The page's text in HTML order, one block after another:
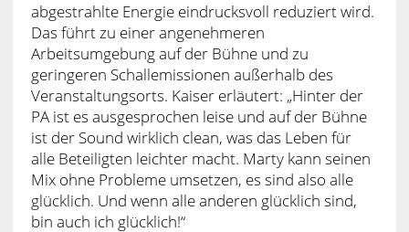
abgestrahlte Energie eindrucksvoll reduziert wird.
Das führt zu einer angenehmeren
Arbeitsumgebung auf der Bühne und zu
geringeren Schallemissionen außerhalb des
Veranstaltungsorts. Kaiser erläutert: „Hinter der
PA ist es ausgesprochen leise und auf der Bühne
ist der Sound wirklich clean, was das Leben für
alle Beteiligten leichter macht. Marty kann seinen
Mix ohne Probleme umsetzen, es sind also alle
glücklich. Und wenn alle anderen glücklich sind,
bin auch ich glücklich!“